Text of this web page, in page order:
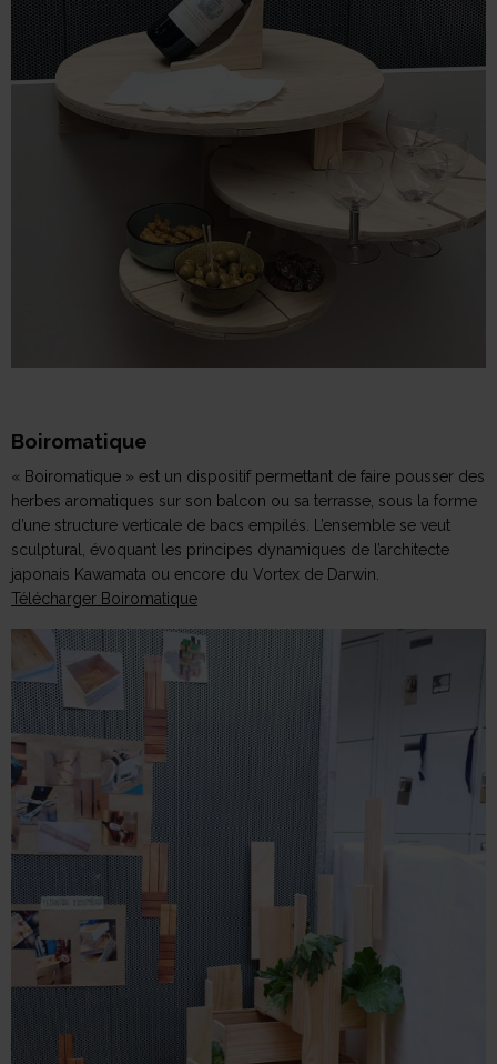
Boiromatique
« Boiromatique » est un dispositif permettant de faire pousser des
herbes aromatiques sur son balcon ou sa terrasse, sous la forme
d’une structure verticale de bacs empilés. L’ensemble se veut
sculptural, évoquant les principes dynamiques de l’architecte
japonais Kawamata ou encore du Vortex de Darwin.
Télécharger Boiromatique